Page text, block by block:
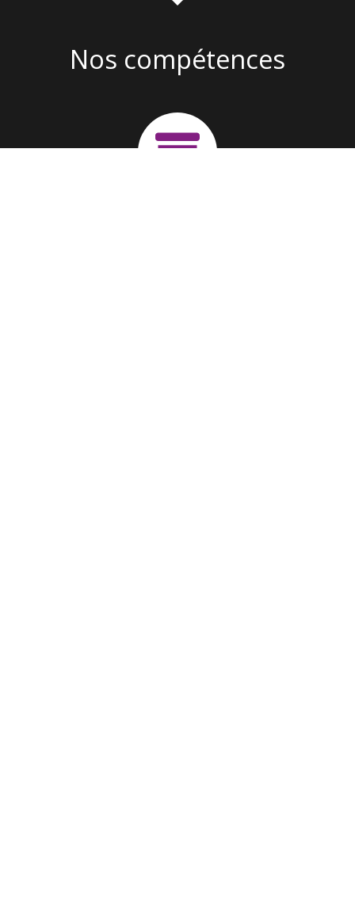
Nos compétences